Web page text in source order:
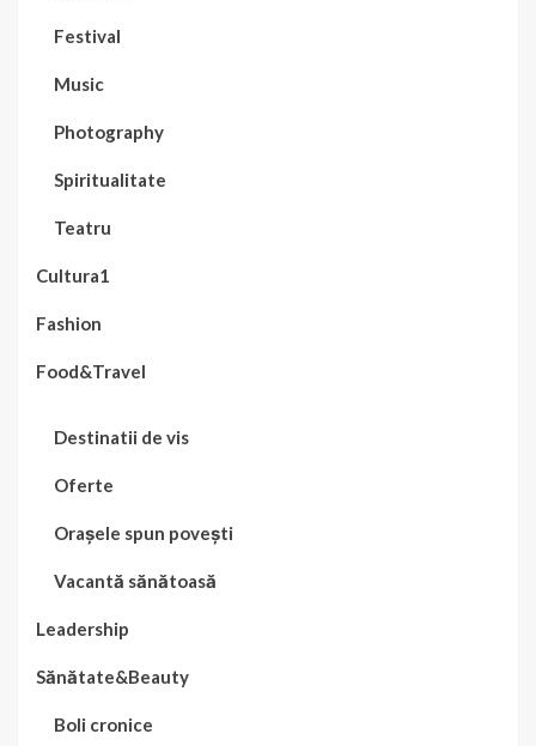
Festival
Music
Photography
Spiritualitate
Teatru
Cultura1
Fashion
Food&Travel
Destinatii de vis
Oferte
Orașele spun povești
Vacantă sănătoasă
Leadership
Sănătate&Beauty
Boli cronice